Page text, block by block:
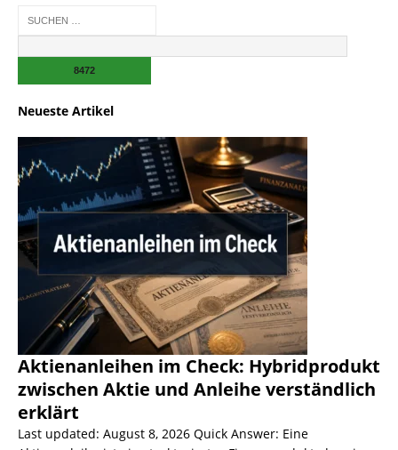
Neueste Artikel
Aktienanleihen im Check: Hybridprodukt
zwischen Aktie und Anleihe verständlich
erklärt
Last updated: August 8, 2026 Quick Answer: Eine